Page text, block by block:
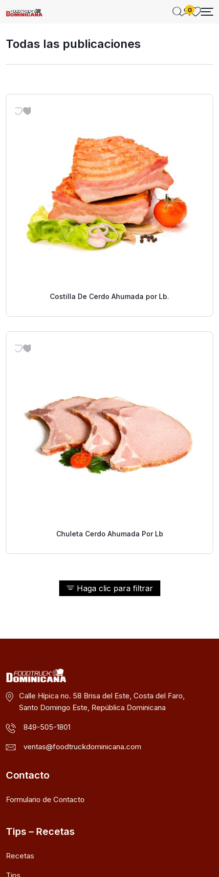
0
Todas las publicaciones
Haga clic para filtrar
Costilla De Cerdo Ahumada por Lb.
Chuleta Cerdo Ahumada Por Lb
Calle Hípica no. 58 Brisa del Este, Costa del Faro,
Santo Domingo Este, República Dominicana
849-505-1801
ventas@foodtruckdominicana.com
Contacto
Formulario de Contacto
Tips – Recetas
Recetas
Tips